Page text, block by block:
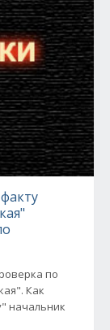
по
Как
начальник